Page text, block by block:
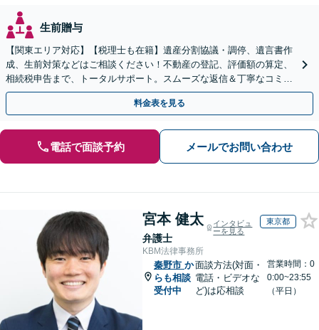
生前贈与
【関東エリア対応】【税理士も在籍】遺産分割協議・調停、遺言書作
成、生前対策などはご相談ください！不動産の登記、評価額の算定、
相続税申告まで、トータルサポート。スムーズな返信＆丁寧なコミュ
ニケーション◎お気軽にご相談ください。
料金表を見る
電話で面談予約 メールでお問い合わせ
宮本 健太
弁護士
インタビュ
ーを見る
東京都
KBM法律事務所
秦野市 か
らも相談
受付中
面談方法(対面・
電話・ビデオな
ど)は応相談
営業時間：0
0:00~23:55
（平日）